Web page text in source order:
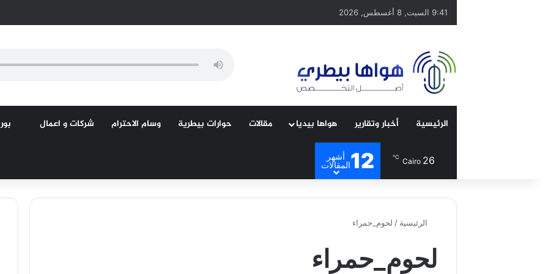
9:41 السبت, 8 أغسطس, 2026
الرئيسية أخبار وتقارير هواها بيديا مقالات حوارات بيطرية وسام الاحترام شركات و اعمال
Cairo 26
℃
12
أشهر
المقالات
الرئيسية / لحوم_حمراء
لحوم_حمراء